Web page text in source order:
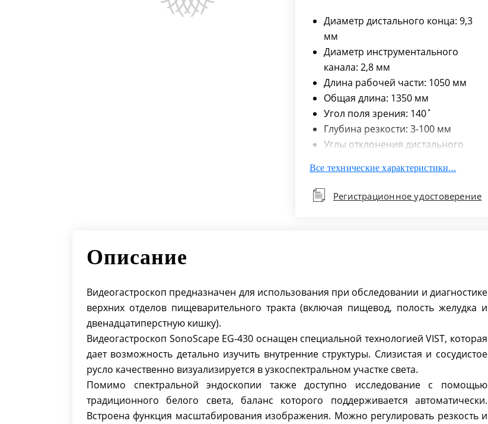
Диаметр дистального конца: 9,3
мм
Диаметр инструментального
канала: 2,8 мм
Длина рабочей части: 1050 мм
Общая длина: 1350 мм
Угол поля зрения: 140˚
Глубина резкости: 3-100 мм
Углы отклонения дистального
Углы отклонения дистального
конца вправо/влево: 100˚/100˚
Все технические характеристики...
Регистрационное удостоверение
Описание
Видеогастроскоп предназначен для использования при обследовании и диагностике
верхних отделов пищеварительного тракта (включая пищевод, полость желудка и
двенадцатиперстную кишку).
Видеогастроскоп SonoScape EG-430 оснащен специальной технологией VIST, которая
дает возможность детально изучить внутренние структуры. Слизистая и сосудистое
русло качественно визуализируется в узкоспектральном участке света.
Помимо спектральной эндоскопии также доступно исследование с помощью
традиционного белого света, баланс которого поддерживается автоматически.
Встроена функция масштабирования изображения. Можно регулировать резкость и